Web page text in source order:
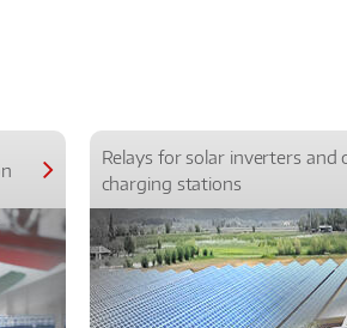
Relays for solar inverters and
charging stations